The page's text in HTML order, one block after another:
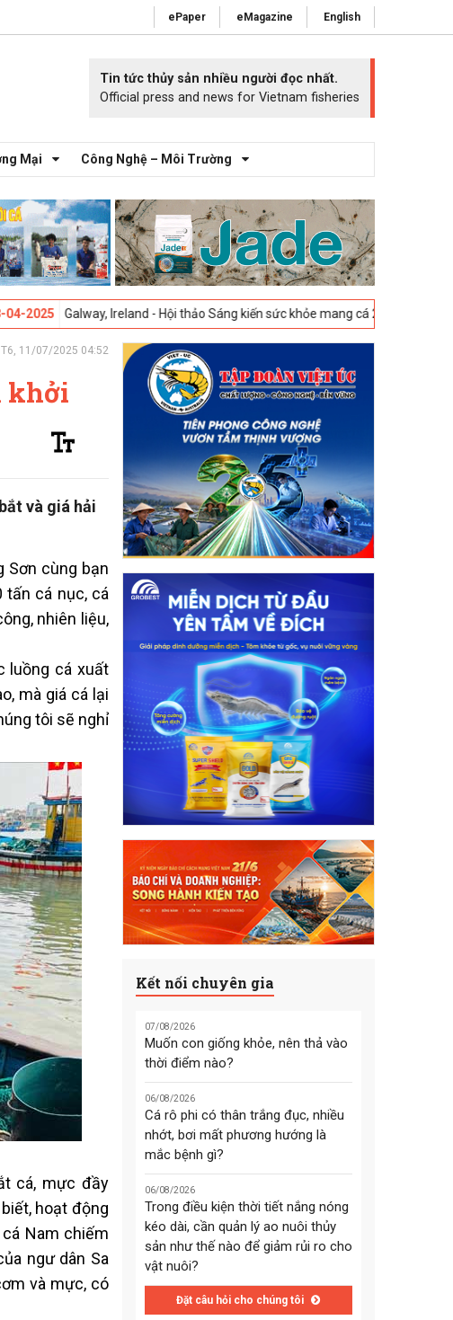
ePaper eMagazine English
Tin tức thủy sản nhiều người đọc nhất.
Official press and news for Vietnam fisheries
Mại Công Nghệ – Môi Trường
Ireland - Hội thảo Sáng kiến sức khỏe mang cá 2025 -23-04-2025
T6, 11/07/2025 04:52
khởi
và giá hải
Sơn cùng bạn
tấn cá nục, cá
nhiên liệu,
luồng cá xuất
mà giá cá lại
tôi sẽ nghỉ
cá, mực đầy
hoạt động
Nam chiếm
ngư dân Sa
và mực, có
Kết nối chuyên gia
07/08/2026
Muốn con giống khỏe, nên thả vào
thời điểm nào?
06/08/2026
Cá rô phi có thân trắng đục, nhiều
nhớt, bơi mất phương hướng là
mắc bệnh gì?
06/08/2026
Trong điều kiện thời tiết nắng nóng
kéo dài, cần quản lý ao nuôi thủy
sản như thế nào để giảm rủi ro cho
vật nuôi?
Đặt câu hỏi cho chúng tôi